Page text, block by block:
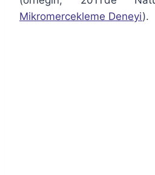
Mikromercekleme Deneyi).